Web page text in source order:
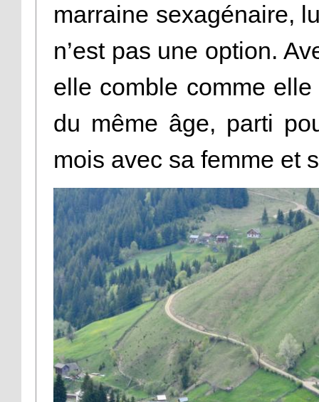
marraine sexagénaire,
n’est pas une option.
elle comble comme
du même âge, parti
mois avec sa femme et